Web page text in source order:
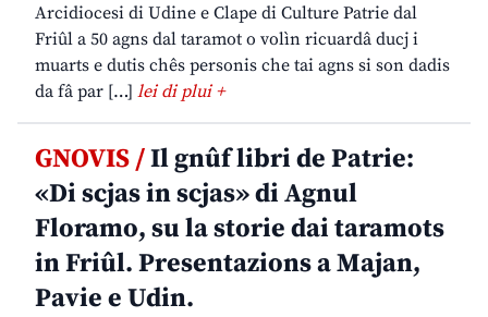
Arcidiocesi di Udine e Clape di Culture Patrie dal
Friûl a 50 agns dal taramot o volìn ricuardâ ducj i
muarts e dutis chês personis che tai agns si son dadis
da fâ par […] lei di plui +
GNOVIS /Il gnûf libri de Patrie:
«Di scjas in scjas» di Agnul
Floramo, su la storie dai taramots
in Friûl. Presentazions a Majan,
Pavie e Udin.